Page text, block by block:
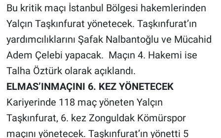
Bu kritik maçı İstanbul Bölgesi hakemlerinden
Yalçın Taşkınfurat yönetecek. Taşkınfurat’ın
yardımcılıklarını Şafak Nalbantoğlu ve Mücahid
Adem Çelebi yapacak. Maçın 4. Hakemi ise
Talha Öztürk olarak açıklandı.
ELMAS’INMAÇINI 6. KEZ YÖNETECEK
Kariyerinde 118 maç yöneten Yalçın
Taşkınfurat, 6. kez Zonguldak Kömürspor
maçını yönetecek. Taşkınfurat’ın yönetti 5